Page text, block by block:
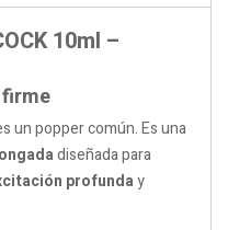
10ml –
un popper común. Es una
diseñada para
profunday